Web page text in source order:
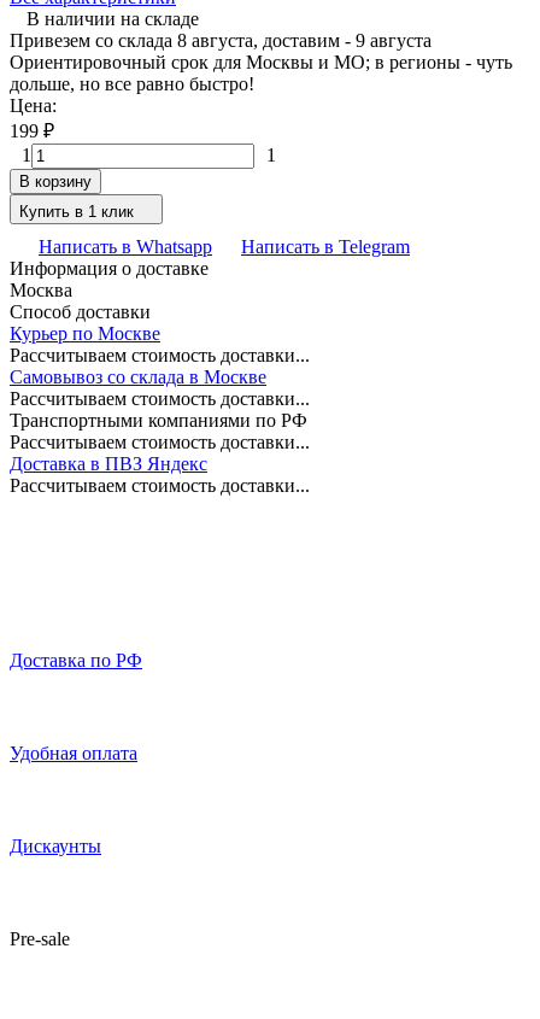
В наличии на складе
Привезем со склада 8 августа, доставим - 9 августа
Ориентировочный срок для Москвы и МО; в регионы - чуть
дольше, но все равно быстро!
Цена:
199 ₽
1
1
В корзину
Купить в 1 клик
Написать в Whatsapp
Написать в Telegram
Информация о доставке
Москва
Способ доставки
Курьер по Москве
Рассчитываем стоимость доставки...
Самовывоз со склада в Москве
Рассчитываем стоимость доставки...
Транспортными компаниями по РФ
Рассчитываем стоимость доставки...
Доставка в ПВЗ Яндекс
Рассчитываем стоимость доставки...
Доставка по РФ
Удобная оплата
Дискаунты
Pre-sale